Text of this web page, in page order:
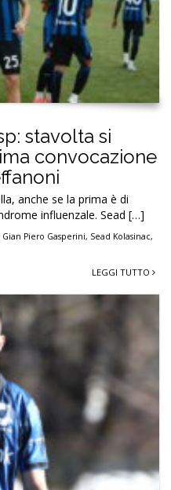
stavolta si
convocazione
anche se la prima è di
influenzale. Sead […]
Gian Piero Gasperini, Sead Kolasinac,
LEGGI TUTTO